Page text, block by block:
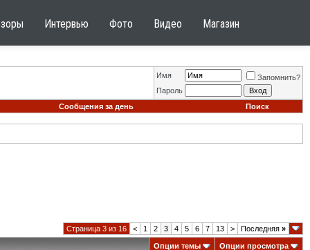
Интервью Фото Видео Магазин
Имя
Запомнить?
Пароль
Сообщения за день
Поиск
Страница 3 из 16 < 1 2 3 4 5 6 7 13 > Последняя »
Опции темы
Опции просмотра